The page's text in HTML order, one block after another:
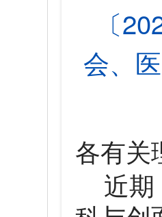
〔
会、
各有关
近期